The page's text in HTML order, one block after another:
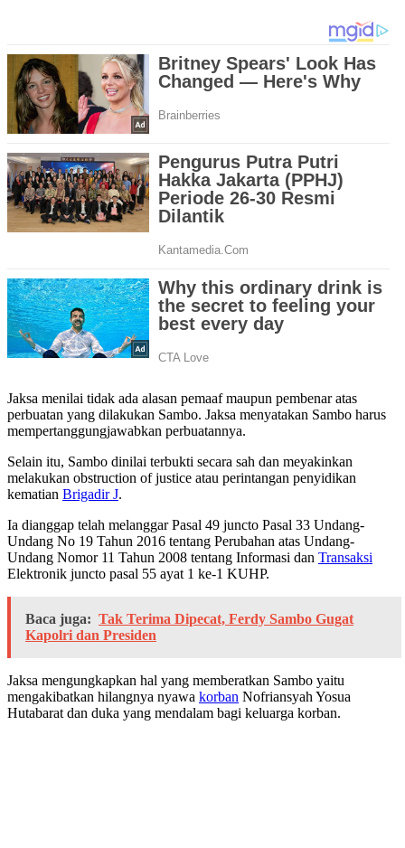
Jaksa menilai tidak ada alasan pemaaf maupun pembenar atas
perbuatan yang dilakukan Sambo. Jaksa menyatakan Sambo harus
mempertanggungjawabkan perbuatannya.
Selain itu, Sambo dinilai terbukti secara sah dan meyakinkan
melakukan obstruction of justice atau perintangan penyidikan
kematian Brigadir J.
Ia dianggap telah melanggar Pasal 49 juncto Pasal 33 Undang-
Undang No 19 Tahun 2016 tentang Perubahan atas Undang-
Undang Nomor 11 Tahun 2008 tentang Informasi dan Transaksi
Elektronik juncto pasal 55 ayat 1 ke-1 KUHP.
Baca juga: Tak Terima Dipecat, Ferdy Sambo Gugat
Kapolri dan Presiden
Jaksa mengungkapkan hal yang memberatkan Sambo yaitu
mengakibatkan hilangnya nyawa korban Nofriansyah Yosua
Hutabarat dan duka yang mendalam bagi keluarga korban.